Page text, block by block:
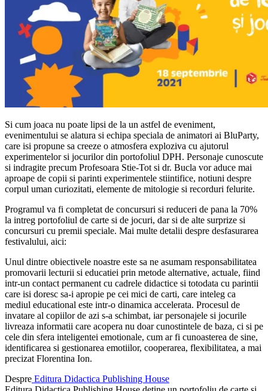
Si cum joaca nu poate lipsi de la un astfel de eveniment,
evenimentului se alatura si echipa speciala de animatori ai BluParty,
care isi propune sa creeze o atmosfera exploziva cu ajutorul
experimentelor si jocurilor din portofoliul DPH. Personaje cunoscute
si indragite precum Profesoara Stie-Tot si dr. Bucla vor aduce mai
aproape de copii si parinti experimentele stiintifice, notiuni despre
corpul uman curiozitati, elemente de mitologie si recorduri felurite.
Programul va fi completat de concursuri si reduceri de pana la 70%
la intreg portofoliul de carte si de jocuri, dar si de alte surprize si
concursuri cu premii speciale. Mai multe detalii despre desfasurarea
festivalului, aici:
Unul dintre obiectivele noastre este sa ne asumam responsabilitatea
promovarii lecturii si educatiei prin metode alternative, actuale, fiind
intr-un contact permanent cu cadrele didactice si totodata cu parintii
care isi doresc sa-i apropie pe cei mici de carti, care inteleg ca
mediul educational este intr-o dinamica accelerata. Procesul de
invatare al copiilor de azi s-a schimbat, iar personajele si jocurile
livreaza informatii care acopera nu doar cunostintele de baza, ci si pe
cele din sfera inteligentei emotionale, cum ar fi cunoasterea de sine,
identificarea si gestionarea emotiilor, cooperarea, flexibilitatea, a mai
precizat Florentina Ion.
Despre Editura Didactica Publishing House